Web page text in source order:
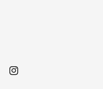
Instagram